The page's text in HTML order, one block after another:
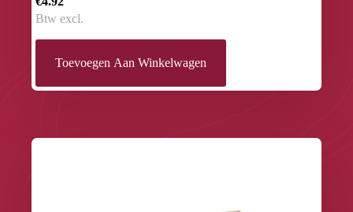
Btw excl.
Toevoegen Aan Winkelwagen